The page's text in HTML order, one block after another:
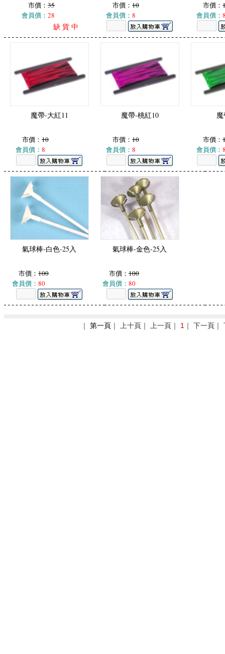
市價： 35
會員價： 28
缺 貨 中
市價： 10
會員價： 8
市價：
會員價：
魔帶-大紅11
市價： 10
會員價： 8
魔帶-桃紅10
市價： 10
會員價： 8
市價：
會員價：
氣球棒-白色-25入
市價： 100
會員價： 80
氣球棒-金色-25入
市價： 100
會員價： 80
｜ 第一頁 ｜ 上十頁｜ 上一頁｜ 1 ｜ 下一頁